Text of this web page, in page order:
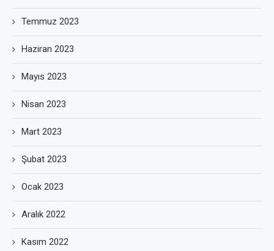
Temmuz 2023
Haziran 2023
Mayıs 2023
Nisan 2023
Mart 2023
Şubat 2023
Ocak 2023
Aralık 2022
Kasım 2022